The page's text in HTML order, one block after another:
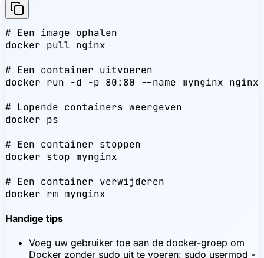
# Een image ophalen
docker pull nginx
# Een container uitvoeren
docker run -d -p 80:80 --name mynginx nginx
# Lopende containers weergeven
docker ps
# Een container stoppen
docker stop mynginx
# Een container verwijderen
docker rm mynginx
Handige tips
Voeg uw gebruiker toe aan de docker-groep om
Docker zonder sudo uit te voeren: sudo usermod -